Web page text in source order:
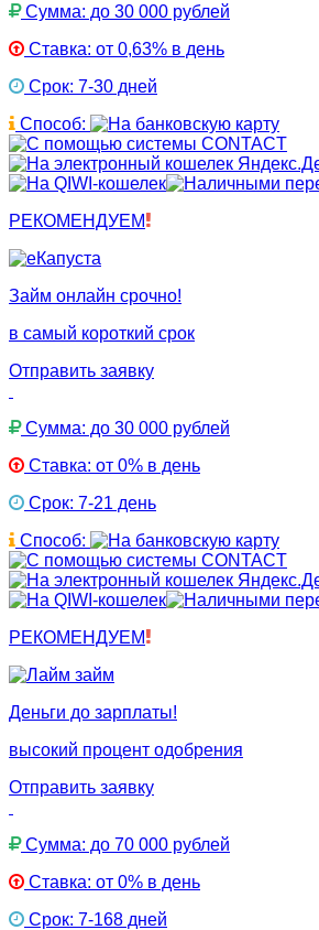
Сумма: до 30 000 рублей
Ставка: от 0,63% в день
Срок: 7-30 дней
Способ:
РЕКОМЕНДУЕМ
Займ онлайн срочно!
в самый короткий срок
Отправить заявку
Сумма: до 30 000 рублей
Ставка: от 0% в день
Срок: 7-21 день
Способ:
РЕКОМЕНДУЕМ
Деньги до зарплаты!
высокий процент одобрения
Отправить заявку
Сумма: до 70 000 рублей
Ставка: от 0% в день
Срок: 7-168 дней